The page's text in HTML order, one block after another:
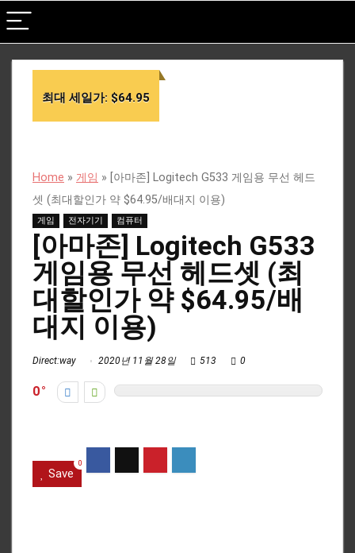
최대 세일가: $64.95
Home » 게임 » [아마존] Logitech G533 게임용 무선 헤드
셋 (최대할인가 약 $64.95/배대지 이용)
게임 전자기기 컴퓨터
[아마존] Logitech G533
게임용 무선 헤드셋 (최
대할인가 약 $64.95/배
대지 이용)
Direct:way 2020년 11월 28일 513 0
0
Save
0